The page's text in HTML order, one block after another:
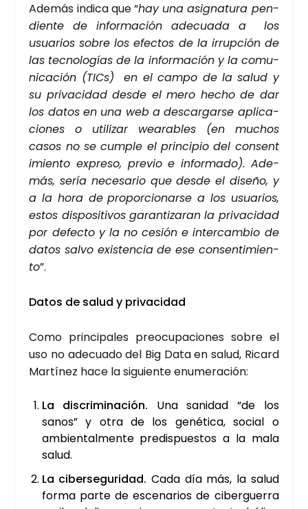
Ade­más indi­ca que “hay una asig­na­tu­ra pen­
dien­te de infor­ma­ción ade­cua­da a los
usua­rios sobre los efec­tos de la irrup­ción de
las tec­no­lo­gías de la infor­ma­ción y la comu­
ni­ca­ción (TICs) en el cam­po de la salud y
su pri­va­ci­dad des­de el mero hecho de dar
los datos en una web a des­car­gar­se apli­ca­
cio­nes o uti­li­zar wea­ra­bles (en muchos
casos no se cum­ple el prin­ci­pio del con­sen­t
i­mien­to expre­so, pre­vio e infor­ma­do). Ade­
más, sería nece­sa­rio que des­de el dise­ño, y
a la hora de pro­por­cio­nar­se a los usua­rios,
estos dis­po­si­ti­vos garan­ti­za­ran la pri­va­ci­dad
por defec­to y la no cesión e inter­cam­bio de
datos sal­vo exis­ten­cia de ese con­sen­ti­mien­
to”.
Datos de salud y pri­va­ci­dad
Como prin­ci­pa­les preo­cu­pa­cio­nes sobre el
uso no ade­cua­do del Big Data en salud, Ricard
Mar­tí­nez hace la siguien­te enu­me­ra­ción:
La dis­cri­mi­na­ción. Una sani­dad “de los
sanos” y otra de los gené­ti­ca, social o
ambien­tal­men­te pre­dis­pues­tos a la mala
salud.
La ciber­se­gu­ri­dad. Cada día más, la salud
for­ma par­te de esce­na­rios de ciber­gue­rra